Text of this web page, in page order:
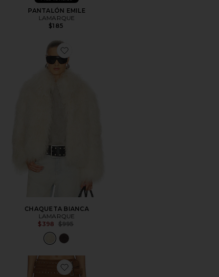
PANTALÓN EMILE
LAMARQUE
$185
Favorite CHAQUETA BIANCA
CHAQUETA BIANCA
LAMARQUE
$398 Previous price:
$995
Favorite FALDA ISA DOUBLE BELTED MICRO SUEDE